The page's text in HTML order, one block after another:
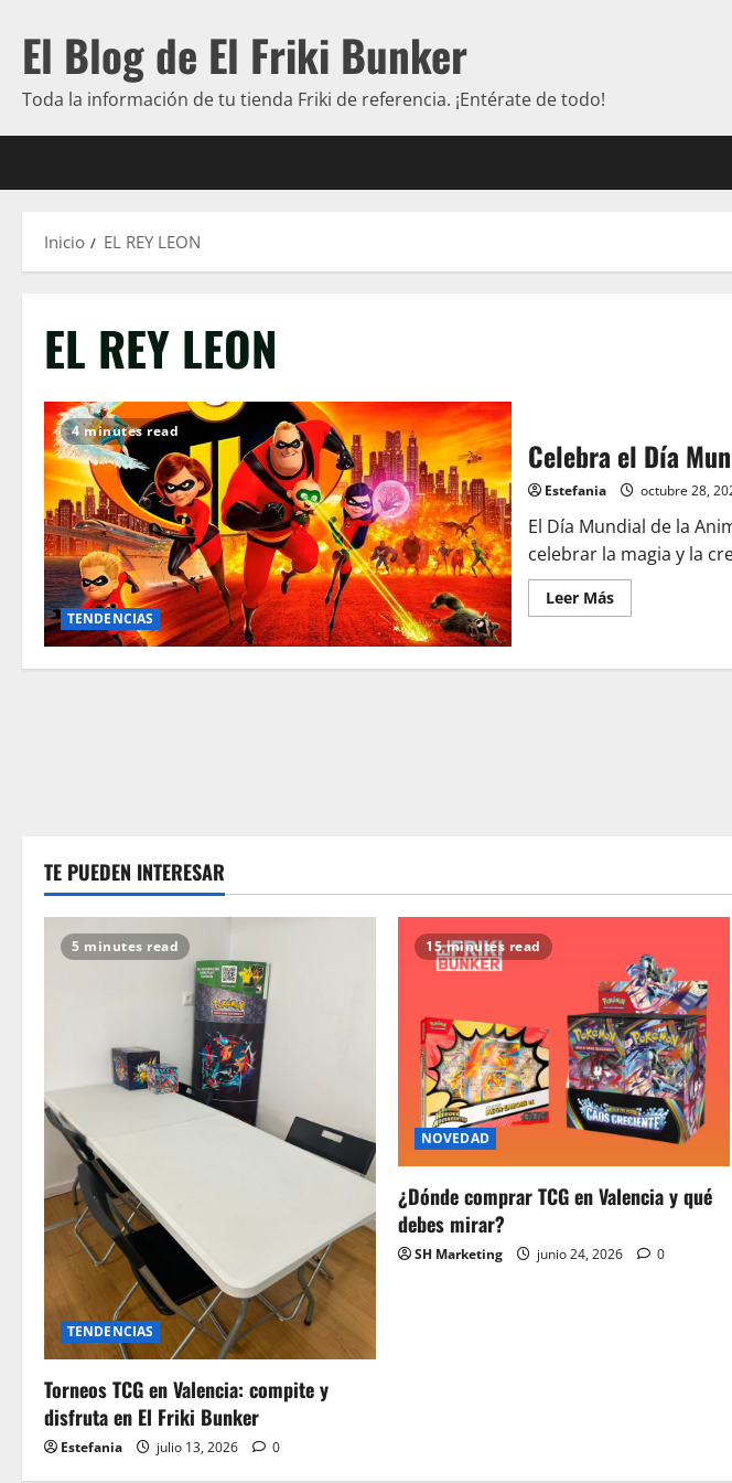
contenido
El Blog de El Friki Bunker
Toda la información de tu tienda Friki de referencia. ¡Entérate de todo!
Inicio EL REY LEON
EL REY LEON
4 minutes read
TENDENCIAS
Celebra el Día
Estefania octubre 28,
El Día Mundial de la
celebrar la magia y la
Leer MásLeer
más
el
TE PUEDEN INTERESAR
5 minutes read
TENDENCIAS
Torneos TCG en Valencia: compite y
disfruta en El Friki Bunker
Estefania julio 13, 2026 0
15 minutes read
NOVEDAD
¿Dónde comprar TCG en Valencia y qué
debes mirar?
SH Marketing junio 24, 2026 0